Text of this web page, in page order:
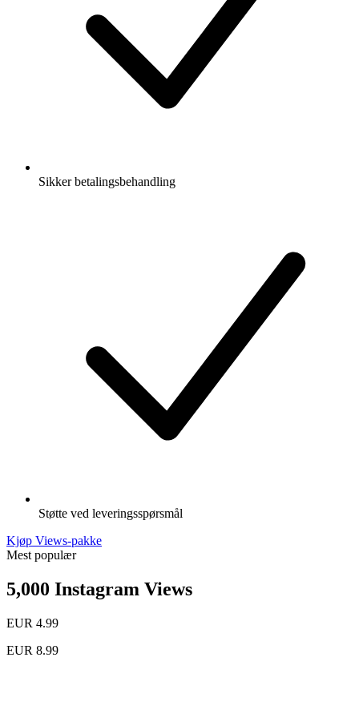
Sikker betalingsbehandling
Støtte ved leveringsspørsmål
Kjøp Views-pakke
Mest populær
5,000 Instagram Views
EUR 4.99
EUR 8.99